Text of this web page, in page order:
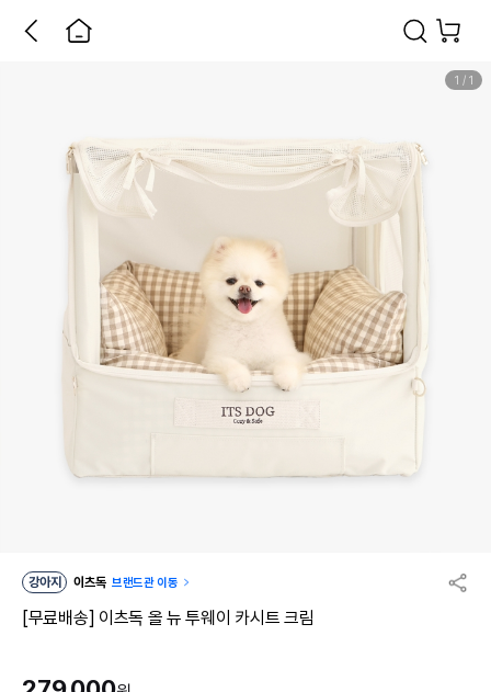
1 / 1
강아지 이츠독 브랜드관 이동
[무료배송] 이츠독 올 뉴 투웨이 카시트 크림